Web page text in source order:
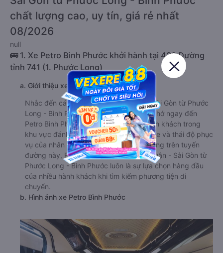
chất lượng cao, uy tín, giá rẻ nhất
08/2026
null
🚌 1. Xe Petro Bình Phước khởi hành tại 422 Đường
tỉnh 741 (1. Phước Long)
a. Giới thiệu xe Petro Bình Phước
Nhắc đến các hãng xe đi Phú Nhuận - Sài Gòn từ Phước
Long - Bình Phước , nhiều du khách sẽ nhớ ngay đến
Petro Bình Phước. Nhà xe này được hành khách trong
khu vực đánh giá rất tốt về chất lượng xe và thái độ phục
vụ của nhân viên. Với nhiều năm hoạt động trên tuyến
đường này, Petro Bình Phước đi Phú Nhuận - Sài Gòn từ
Phước Long - Bình Phước luôn là sự lựa chọn hàng đầu
của nhiều hành khách khi tìm kiếm phương tiện di
chuyển.
b. Hình ảnh xe Petro Bình Phước